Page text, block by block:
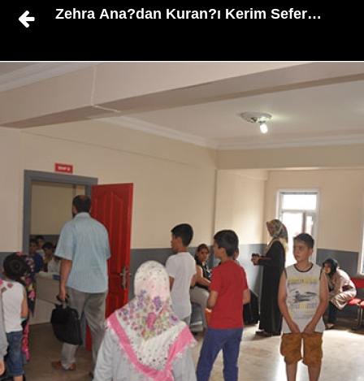
Zehra Ana?dan Kuran?ı Kerim Seferberliği